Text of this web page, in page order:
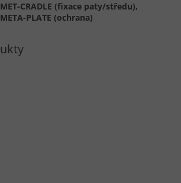
MET-CRADLE (fixace paty/středu),
META-PLATE (ochrana)